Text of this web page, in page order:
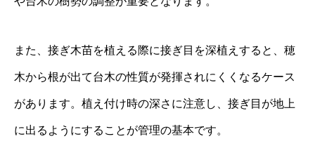
また、接ぎ木苗を植える際に接ぎ目を深植えすると、穂
木から根が出て台木の性質が発揮されにくくなるケース
があります。植え付け時の深さに注意し、接ぎ目が地上
に出るようにすることが管理の基本です。